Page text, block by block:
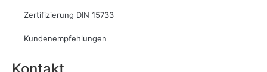
Zertifizierung DIN 15733
Kundenempfehlungen